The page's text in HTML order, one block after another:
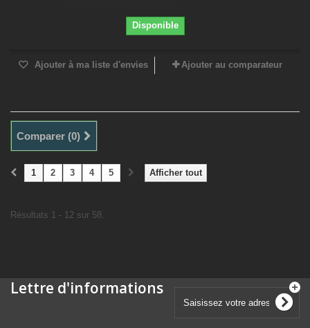
Disponible
Ajouter à ma liste d'envies Ajouter au comparateur
Comparer (0)
Afficher tout
1 2 3 4 5
Résultats 1 - 12 sur 58.
Lettre d'informations